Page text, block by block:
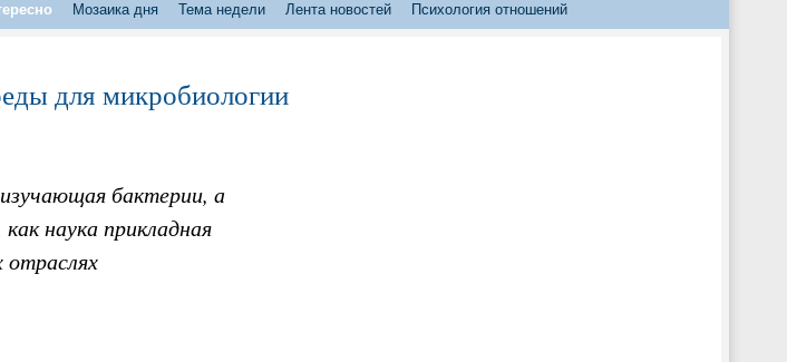
Мозаика дня Тема недели Лента новостей Психология отношений
для микробиологии
бактерии, а
наука прикладная
отраслях